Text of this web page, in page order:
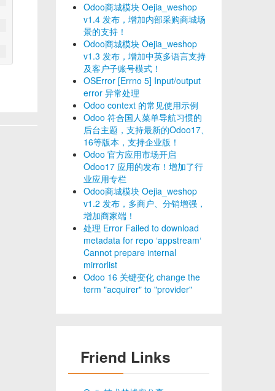
Odoo商城模块 Oejia_weshop
v1.4 发布，增加内部采购商城场
景的支持！
Odoo商城模块 Oejia_weshop
v1.3 发布，增加中英多语言支持
及客户子账号模式！
OSError [Errno 5] Input/output
error 异常处理
Odoo context 的常见使用示例
Odoo 符合国人菜单导航习惯的
后台主题，支持最新的Odoo17、
16等版本，支持企业版！
Odoo 官方应用市场开启
Odoo17 应用的发布！增加了行
业应用专栏
Odoo商城模块 Oejia_weshop
v1.2 发布，多商户、分销增强，
增加商家端！
处理 Error Failed to download
metadata for repo ‘appstream‘
Cannot prepare internal
mirrorlist
Odoo 16 关键变化 change the
term "acquirer" to "provider"
Friend Links